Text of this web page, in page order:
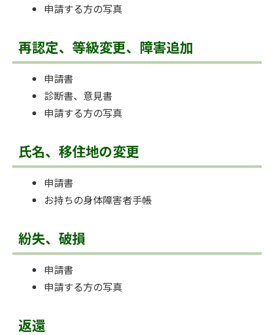
申請する方の写真
再認定、等級変更、障害追加
申請書
診断書、意見書
申請する方の写真
氏名、移住地の変更
申請書
お持ちの身体障害者手帳
紛失、破損
申請書
申請する方の写真
返還